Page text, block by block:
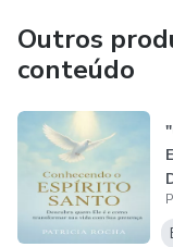
Outros
conteúdo